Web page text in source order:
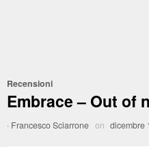
Recensioni
Embrace – Out of
· Francesco Sciarrone on dicembre